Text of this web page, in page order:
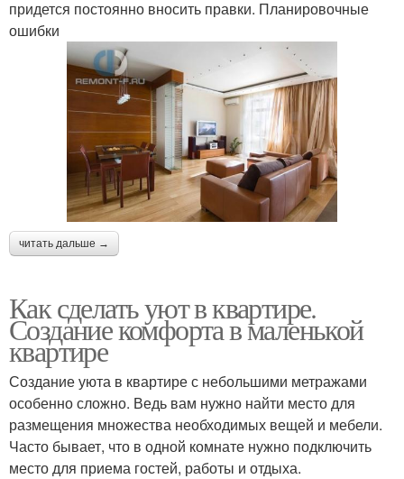
придется постоянно вносить правки. Планировочные
ошибки
читать дальше →
Как сделать уют в квартире.
Создание комфорта в маленькой
квартире
Создание уюта в квартире с небольшими метражами
особенно сложно. Ведь вам нужно найти место для
размещения множества необходимых вещей и мебели.
Часто бывает, что в одной комнате нужно подключить
место для приема гостей, работы и отдыха.